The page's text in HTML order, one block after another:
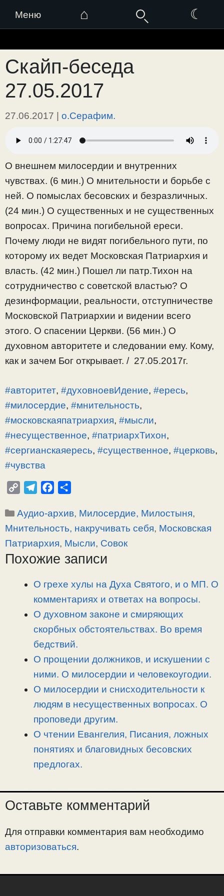
Меню ⌂ ☾
к
содержимому
Скайп-беседа
27.05.2017
27.06.2017 | о.Серафим.
О внешнем милосердии и внутренних
чувствах. (6 мин.) О мнительности и борьбе с
ней. О помыслах бесовских и безразличных.
(24 мин.) О существенных и не существенных
вопросах. Причина погибельной ереси.
Почему люди не видят погибельного пути, по
которому их ведет Московская Патриархия и
власть. (42 мин.) Пошел ли патр.Тихон на
сотрудничество с советской властью? О
дезинформации, реальности, отступничестве
Московской Патриархии и видении всего
этого. О спасении Церкви. (56 мин.) О
духовном авторитете и следовании ему. Кому,
как и зачем Бог открывает. / 27.05.2017г.
#авторитет, #духовноевИдение, #ересь,
#милосердие, #мнительность,
#московскаяпатриархия, #мысли,
#несущественное, #патриархТихон,
#сергианскаяересь, #существенное, #церковь,
#чувства
p
y
n
l
e
a
c
e
o
п
р
а
и
Рубрики
Аудио-архив, Милосердие, Милостыня,
Мнительность, накручивать себя, Московская
Патриархия, Мысли, Совок
Похожие записи
О грехе хулы на Духа Святого, и о МП. О
комментариях и ответах на вопросы.
О духовном законе и смиряющих
скорбных обстоятельствах. Во время
бедствий.
О прощении должников, и искушении с
ними. О милосердии и человекоугодии.
О милосердии и снисходительности к
людям в несущественных вопросах. О
проповеди другим.
О чтении Евангелия, Писания, ложных
понятиях и благовидных бесовских
предлогах.
Оставьте комментарий
Для отправки комментария вам необходимо
авторизоваться.